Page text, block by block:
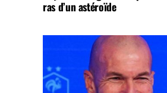
ras d’un astéroïde